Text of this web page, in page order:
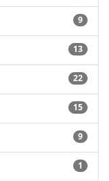
9
13
22
15
9
1